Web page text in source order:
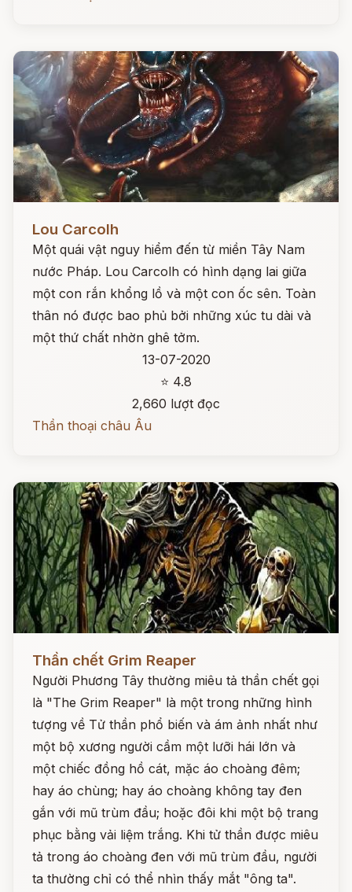
Lou Carcolh
Một quái vật nguy hiểm đến từ miền Tây Nam
nước Pháp. Lou Carcolh có hình dạng lai giữa
một con rắn khổng lồ và một con ốc sên. Toàn
thân nó được bao phủ bởi những xúc tu dài và
một thứ chất nhờn ghê tởm.
13-07-2020
⭐ 4.8
2,660 lượt đọc
Thần thoại châu Âu
Đọc ngay
Thần chết Grim Reaper
Người Phương Tây thường miêu tả thần chết gọi
là "The Grim Reaper" là một trong những hình
tượng về Tử thần phổ biến và ám ảnh nhất như
một bộ xương người cầm một lưỡi hái lớn và
một chiếc đồng hồ cát, mặc áo choàng đêm;
hay áo chùng; hay áo choàng không tay đen
gắn với mũ trùm đầu; hoặc đôi khi một bộ trang
phục bằng vải liệm trắng. Khi tử thần được miêu
tả trong áo choàng đen với mũ trùm đầu, người
ta thường chỉ có thể nhìn thấy mắt "ông ta".